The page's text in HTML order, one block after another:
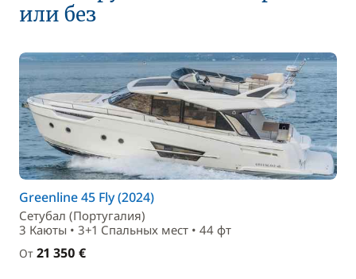
или без
Greenline 45 Fly (2024)
Сетубал (Португалия)
3 Каюты • 3+1 Спальныx мест • 44 фт
От 21 350 €